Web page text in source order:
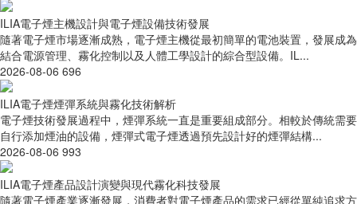
ILIA電子煙主機設計與電子煙設備技術發展
隨著電子煙市場逐漸成熟，電子煙主機從最初簡單的電池裝置，發展成為
結合電源管理、霧化控制以及人體工學設計的綜合型設備。IL...
2026-08-06 696
ILIA電子煙煙彈系統與霧化技術解析
電子煙技術發展過程中，煙彈系統一直是重要組成部分。相較於傳統需要
自行添加煙油的設備，煙彈式電子煙透過預先設計好的煙彈結構...
2026-08-06 993
ILIA電子煙產品設計演變與現代霧化科技發展
隨著電子煙產業逐漸發展，消費者對電子煙產品的需求已經從單純追求方